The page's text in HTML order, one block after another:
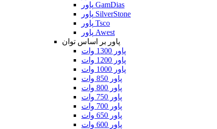
پاور GamDias
پاور SilverStone
پاور Tsco
پاور Awest
پاور بر اساس توان
پاور 1300 وات
پاور 1200 وات
پاور 1000 وات
پاور 850 وات
پاور 800 وات
پاور 750 وات
پاور 700 وات
پاور 650 وات
پاور 600 وات